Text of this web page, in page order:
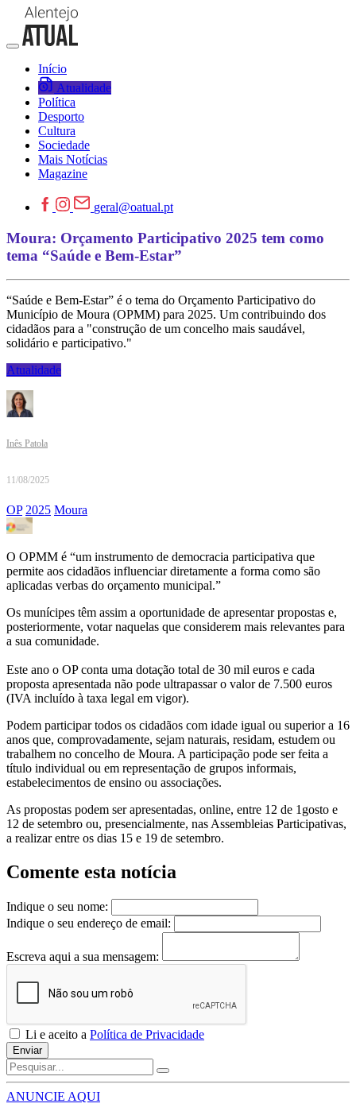
Início
Atualidade
Política
Desporto
Cultura
Sociedade
Mais Notícias
Magazine
geral@oatual.pt
Moura: Orçamento Participativo 2025 tem como
tema “Saúde e Bem-Estar”
“Saúde e Bem-Estar” é o tema do Orçamento Participativo do
Município de Moura (OPMM) para 2025. Um contribuindo dos
cidadãos para a "construção de um concelho mais saudável,
solidário e participativo."
Atualidade
Inês Patola
11/08/2025
OP 2025 Moura
O OPMM é “um instrumento de democracia participativa que
permite aos cidadãos influenciar diretamente a forma como são
aplicadas verbas do orçamento municipal.”
Os munícipes têm assim a oportunidade de apresentar propostas e,
posteriormente, votar naquelas que considerem mais relevantes para
a sua comunidade.
Este ano o OP conta uma dotação total de 30 mil euros e cada
proposta apresentada não pode ultrapassar o valor de 7.500 euros
(IVA incluído à taxa legal em vigor).
Podem participar todos os cidadãos com idade igual ou superior a 16
anos que, comprovadamente, sejam naturais, residam, estudem ou
trabalhem no concelho de Moura. A participação pode ser feita a
título individual ou em representação de grupos informais,
estabelecimentos de ensino ou associações.
As propostas podem ser apresentadas, online, entre 12 de 1gosto e
12 de setembro ou, presencialmente, nas Assembleias Participativas,
a realizar entre os dias 15 e 19 de setembro.
Comente esta notícia
Indique o seu nome:
Indique o seu endereço de email:
Escreva aqui a sua mensagem:
Li e aceito a Política de Privacidade
Enviar
ANUNCIE AQUI